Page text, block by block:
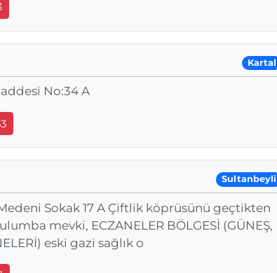
Kartal
No:34 A
Sultanbeyli
Sokak 17 A Çiftlik köprüsünü geçtikten
mevki, ECZANELER BÖLGESİ (GÜNEŞ,
eski gazi sağlık o